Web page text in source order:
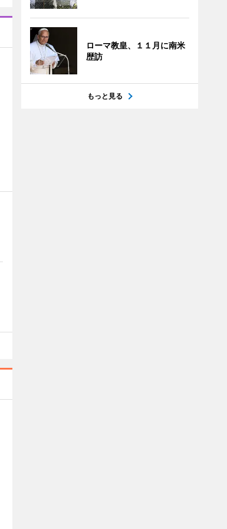
ローマ教皇、１１月に南米
歴訪
もっと見る